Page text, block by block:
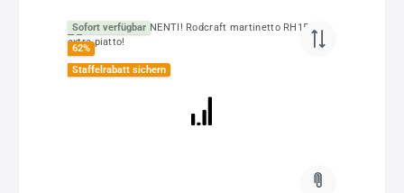
Sofort verfügbar
62%
Staffelrabatt sichern